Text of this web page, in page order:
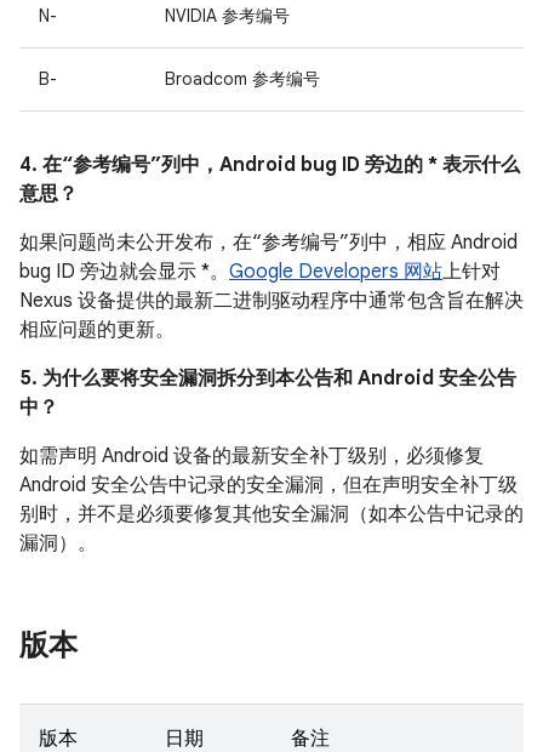
N- NVIDIA 参考编号
B- Broadcom 参考编号
4. 在“参考编号”列中，Android bug ID 旁边的 * 表示什么
意思？
如果问题尚未公开发布，在“参考编号”列中，相应 Android
bug ID 旁边就会显示 *。 Google Developers 网站上针对
Nexus 设备提供的最新二进制驱动程序中通常包含旨在解决
相应问题的更新。
5. 为什么要将安全漏洞拆分到本公告和 Android 安全公告
中？
如需声明 Android 设备的最新安全补丁级别，必须修复
Android 安全公告中记录的安全漏洞，但在声明安全补丁级
别时，并不是必须要修复其他安全漏洞（如本公告中记录的
漏洞）。
版本
版本 日期 备注